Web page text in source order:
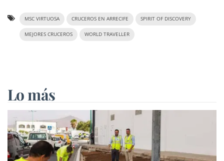
MSC VIRTUOSA CRUCEROS EN ARRECIFE SPIRIT OF DISCOVERY
MEJORES CRUCEROS WORLD TRAVELLER
Lo más